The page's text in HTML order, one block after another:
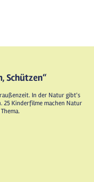
Schützen“
In der Natur gibt's
25 Kinderfilme machen Natur